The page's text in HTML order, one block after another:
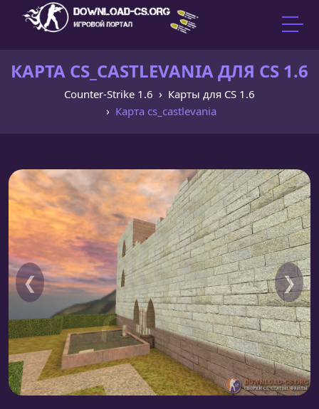
КАРТА CS_CASTLEVANIA ДЛЯ CS 1.6
Counter-Strike 1.6
Карты для CS 1.6
Карта cs_castlevania
❮ ❯